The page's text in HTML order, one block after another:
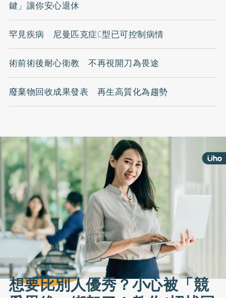
鍵」讓你安心退休
罕見疾病 尼曼匹克症C型已可控制病情
術前術後耐心衛教 不再視開刀為畏途
廢棄物回收成果發表 再生高質化為趨勢
想要比別人優秀？小心被「競